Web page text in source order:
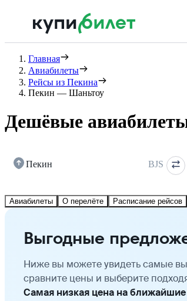
Главная
Авиабилеты
Рейсы из Пекина
Пекин — Шаньтоу
Дешёвые
Пекин BJS
Авиабилеты О перелёте Расписание рейсов
Выгодные
Ниже вы можете увидеть самые
сравните цены и выберите
Самая низкая цена на ближайшие